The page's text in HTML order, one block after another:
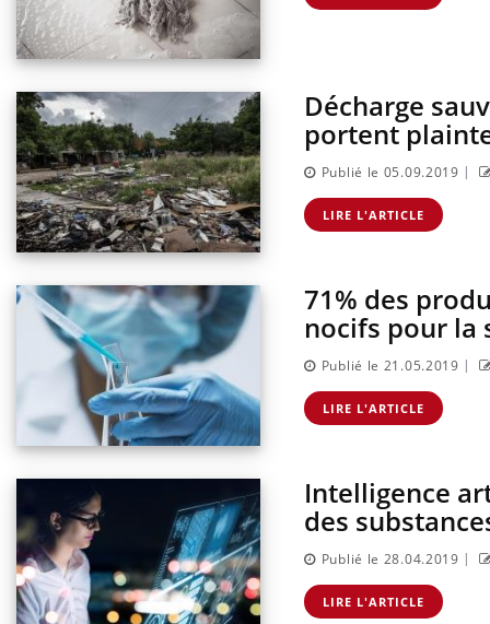
Décharge
portent
Publié le 05.09.2019 |
LIRE L'ARTICLE
71% des
nocifs pour la
Publié le 21.05.2019 |
LIRE L'ARTICLE
Intelligence
des
Publié le 28.04.2019 |
LIRE L'ARTICLE
: ce qui
prise en
Pourquoi votre ventre
gâche-t-il les premiers